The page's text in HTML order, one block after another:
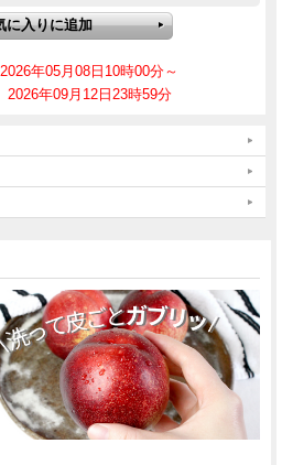
2026年05月08日10時00分～
2026年09月12日23時59分